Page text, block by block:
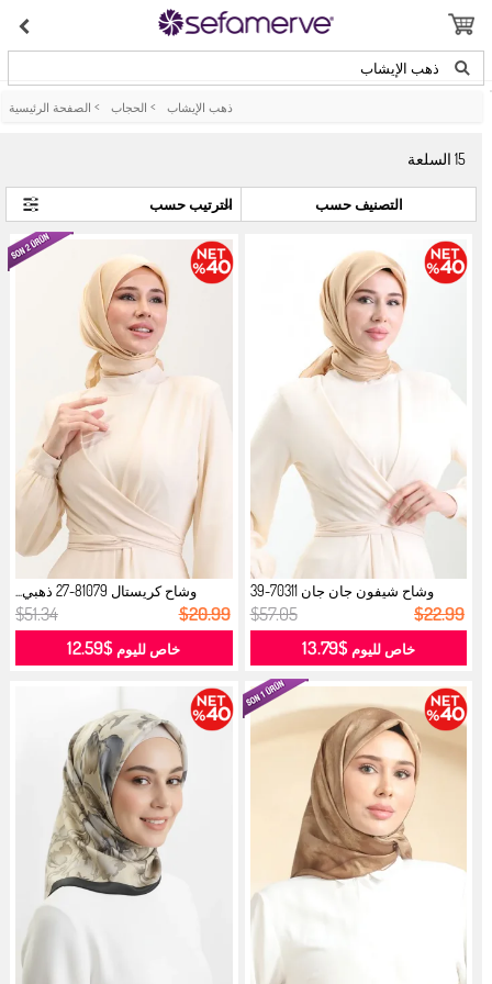
ذهب الإيشاب
الصفحة الرئيسية > الحجاب > ذهب الإيشاب
15السلعة
التصنيف حسب
وشاح شيفون جان جان 70311-39
ذهبي...
$57.05 $22.99
خاص لليوم$13.79
وشاح كريستال 81079-27 ذهبي...
$51.34 $20.99
خاص لليوم $12.59